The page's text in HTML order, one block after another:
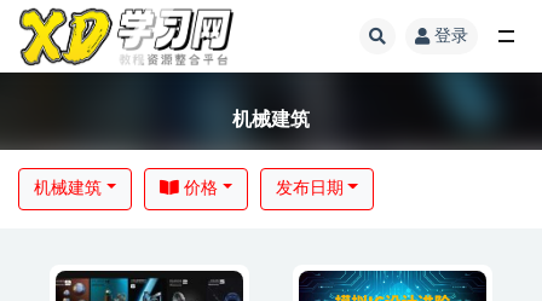
登录
机械建筑
机械建筑 价格 发布日期